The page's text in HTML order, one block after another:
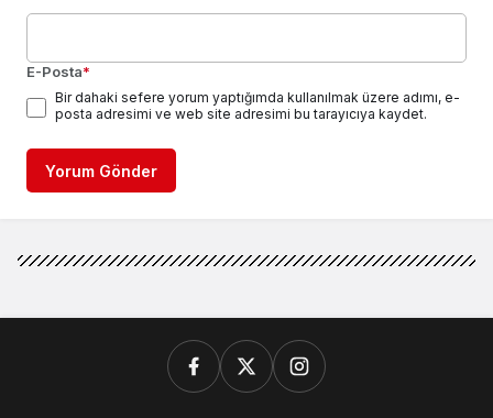
E-Posta*
Bir dahaki sefere yorum yaptığımda kullanılmak üzere adımı, e-
posta adresimi ve web site adresimi bu tarayıcıya kaydet.
Yorum Gönder